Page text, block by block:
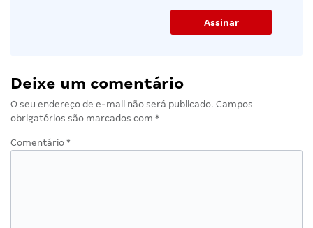
Deixe um comentário
O seu endereço de e-mail não será publicado. Campos
obrigatórios são marcados com *
Comentário *